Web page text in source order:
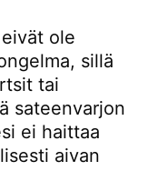
ole
sillä
tai
sateenvarjon
ei haittaa
aivan